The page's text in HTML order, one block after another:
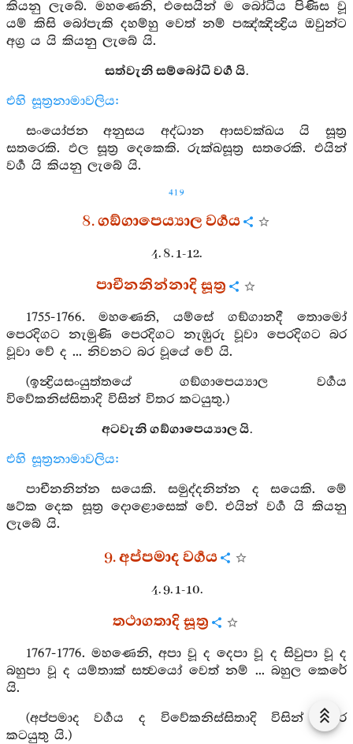
කියනු ලැබේ. මහණෙනි, එසෙයින් ම බෝධිය පිණිස වූ
යම් කිසි බෝපැකි දහම්හු වෙත් නම් පඤ්ඤින්‍ද්‍රිය ඔවුන්ට
අග්‍ර ය යි කියනු ලැබේ යි.
සත්වැනි සම්බෝධි වර්‍ග යි.
එහි සූත්‍රනාමාවලිය:
සංයෝජන අනුසය අද්ධාන ආසවක්ඛය යි සූත්‍ර
සතරෙකි. ඵල සූත්‍ර දෙකෙකි. රුක්ඛසූත්‍ර සතරෙකි. එයින්
වර්‍ග යි කියනු ලැබේ යි.
419
8. ගඞ්ගාපෙය්‍යාල වර්‍ගය
4. 8. 1-12.
පාචීනනින්නාදි සූත්‍ර
1755-1766. මහණෙනි, යම්සේ ගඞ්ගානදී තොමෝ
පෙරදිගට නැමුණි පෙරදිගට නැඹුරු වූවා පෙරදිගට බර
වූවා වේ ද ... නිවනට බර වූයේ වේ යි.
(ඉන්‍ද්‍රියසංයුත්තයේ ගඞ්ගාපෙය්‍යාල වර්‍ගය
විවේකනිස්සිතාදි විසින් විතර කටයුතු.)
අටවැනි ගඞ්ගාපෙය්‍යාල යි.
එහි සූත්‍රනාමාවලිය:
පාචීනනින්න සයෙකි. සමුද්දනින්න ද සයෙකි. මේ
ෂට්ක දෙක සූත්‍ර දොළොසෙක් වේ. එයින් වර්‍ග යි කියනු
ලැබේ යි.
9. අප්පමාද වර්‍ගය
4. 9. 1-10.
තථාගතාදි සූත්‍ර
1767-1776. මහණෙනි, අපා වූ ද දෙපා වූ ද සිවුපා වූ ද
බහුපා වූ ද යම්තාක් සත්‍වයෝ වෙත් නම් ... බහුල කෙරේ
යි.
(අප්පමාද වර්‍ගය ද විවේකනිස්සිතාදි විසින් විතර
කටයුතු යි.)